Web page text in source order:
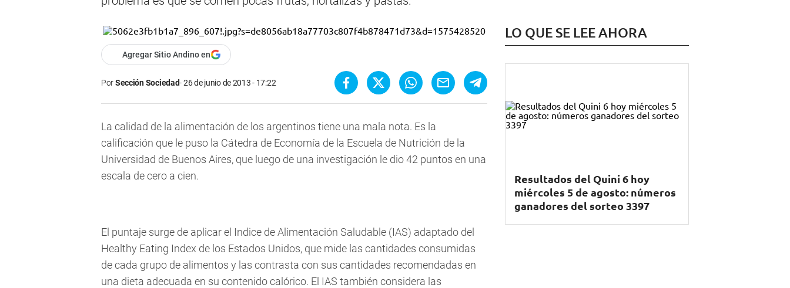
Agregar Sitio Andino en
PorSección Sociedad 26 de junio de 2013 - 17:22
La calidad de la alimentación de los argentinos tiene una mala nota. Es la
calificación que le puso la Cátedra de Economía de la Escuela de Nutrición de la
Universidad de Buenos Aires, que luego de una investigación le dio 42 puntos en una
escala de cero a cien.
El puntaje surge de aplicar el Indice de Alimentación Saludable (IAS) adaptado del
Healthy Eating Index de los Estados Unidos, que mide las cantidades consumidas
de cada grupo de alimentos y las contrasta con sus cantidades recomendadas en
una dieta adecuada en su contenido calórico. El IAS también considera las
LO QUE SE LEE AHORA
Resultados del Quini 6 hoy
miércoles 5 de agosto: números
ganadores del sorteo 3397